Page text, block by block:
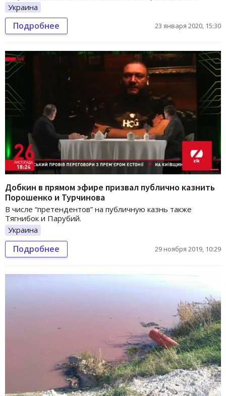
Украина
Подробнее 23 января 2020, 15:30
Добкин в прямом эфире призвал публично казнить
Порошенко и Турчинова
В числе “претендентов” на публичную казнь также
Тягнибок и Парубий.
Украина
Подробнее 29 ноября 2019, 10:29